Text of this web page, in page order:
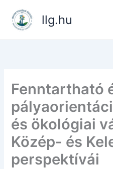
content
llg.hu
Fenntartható
és ökológiai
Közép- és
perspektívái